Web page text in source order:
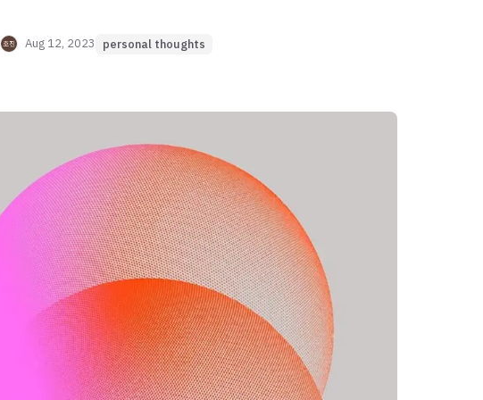
Aug 12, 2023 personal thoughts